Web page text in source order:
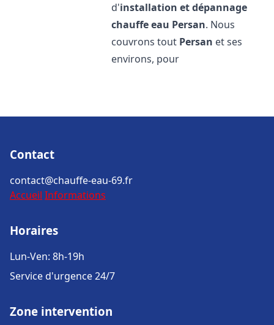
d'installation et dépannage
chauffe eau Persan. Nous
couvrons tout Persan et ses
environs, pour
Contact
contact@chauffe-eau-69.fr
Accueil Informations
Horaires
Lun-Ven: 8h-19h
Service d'urgence 24/7
Zone intervention